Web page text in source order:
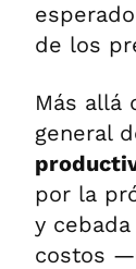
de los
Más allá
general
por la
y
costos